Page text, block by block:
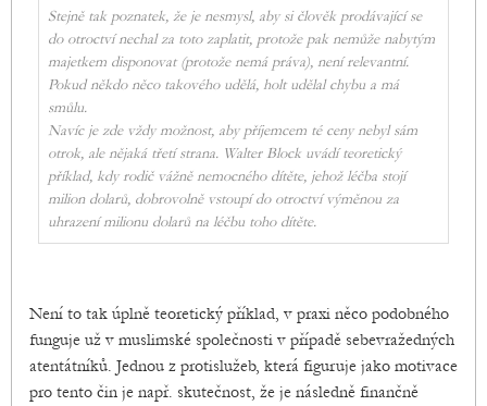
Stejně tak poznatek, že je nesmysl, aby si člověk prodávající se
do otroctví nechal za toto zaplatit, protože pak nemůže nabytým
majetkem disponovat (protože nemá práva), není relevantní.
Pokud někdo něco takového udělá, holt udělal chybu a má
smůlu.
Navíc je zde vždy možnost, aby příjemcem té ceny nebyl sám
otrok, ale nějaká třetí strana. Walter Block uvádí teoretický
příklad, kdy rodič vážně nemocného dítěte, jehož léčba stojí
milion dolarů, dobrovolně vstoupí do otroctví výměnou za
uhrazení milionu dolarů na léčbu toho dítěte.
Není to tak úplně teoretický příklad, v praxi něco podobného
funguje už v muslimské společnosti v případě sebevražedných
atentátníků. Jednou z protislužeb, která figuruje jako motivace
pro tento čin je např. skutečnost, že je následně finančně